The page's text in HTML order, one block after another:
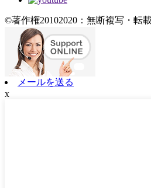
©著作権20102020：無断複写・転
メールを送る
x